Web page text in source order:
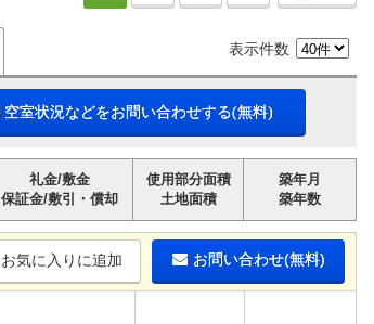
表示件数
空室状況などをお問い合わせする(無料)
礼金/敷金
保証金/敷引・償却
使用部分面積
土地面積
築年月
築年数
お気に入りに追加 お問い合わせ(無料)